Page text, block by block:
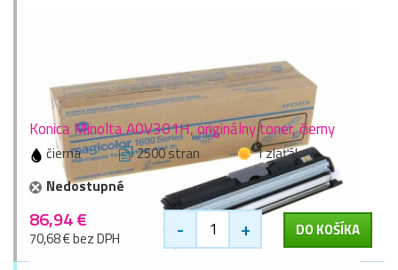
Konica Minolta A0V301H, originálny toner, čierny
čierna 2500 stran
1 zlaťák
Nedostupné
86,94 €
70,68 € bez DPH - + DO KOŠÍKA